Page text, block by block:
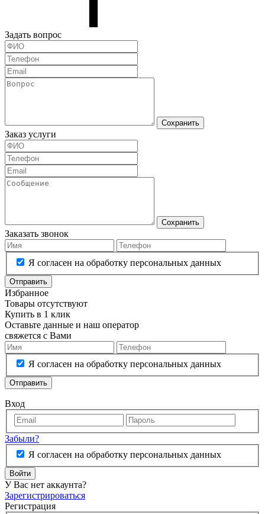
Задать вопрос
Сохранить
Заказ услуги
Сохранить
Заказать звонок
Я согласен на обработку персональных данных
Отправить
Избранное
Товары отсутствуют
Купить в 1 клик
Оставьте данные и наш оператор
свяжется с Вами
Я согласен на обработку персональных данных
Отправить
Вход
Забыли?
Я согласен на обработку персональных данных
Войти
У Вас нет аккаунта?
Зарегистрироваться
Регистрация